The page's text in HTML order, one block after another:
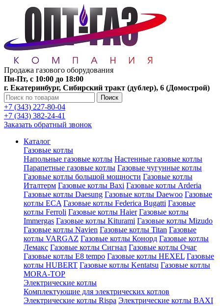
Продажа газового оборудования
Пн-Пт, с 10:00 до 18:00
г. Екатеринбург, Сибирский тракт (дублер), 6 (Домострой)
Поиск
+7 (343) 227-80-04
+7 (343) 382-24-41
Заказать обратный звонок
Каталог
Газовые котлы
Напольные газовые котлы Настенные газовые котлы
Парапетные газовые котлы Газовые чугунные котлы
Газовые котлы большой мощности Газовые котлы
Италтерм Газовые котлы Baxi Газовые котлы Arderia
Газовые котлы Daesung Газовые котлы Daewoo Газовые
котлы ECA Газовые котлы Federica Bugatti Газовые
котлы Ferroli Газовые котлы Haier Газовые котлы
Immergas Газовые котлы Kiturami Газовые котлы Mizudo
Газовые котлы Navien Газовые котлы Titan Газовые
котлы VARGAZ Газовые котлы Конорд Газовые котлы
Лемакс Газовые котлы Сигнал Газовые котлы Очаг
Газовые котлы E8 tempo Газовые котлы HEXEL Газовые
котлы HUBERT Газовые котлы Kentatsu Газовые котлы
MORA-TOP
Электрические котлы
Комплектующие для электрических котлов
Электрические котлы Rispa Электрические котлы BAXI